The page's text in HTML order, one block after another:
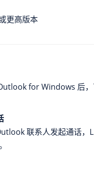
更高版本
for Windows 后
联系人发起通话，